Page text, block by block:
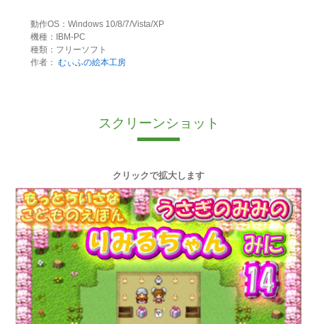
動作OS：Windows 10/8/7/Vista/XP
機種：IBM-PC
種類：フリーソフト
作者： むぃふの絵本工房
スクリーンショット
クリックで拡大します